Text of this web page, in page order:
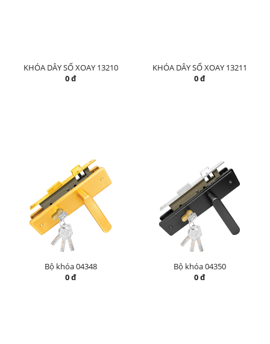
KHÓA DÂY SỐ XOAY 13210
0 đ
KHÓA DÂY SỐ XOAY 13211
0 đ
Bộ khóa 04348
0 đ
Bộ khóa 04350
0 đ